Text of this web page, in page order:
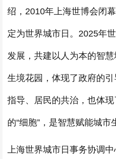
绍，2010年上海世博会闭
定为世界城市日。2025年
发展，共建以人为本的智
生境花园，体现了政府的
指导、居民的共治，也体
的“细胞”，是智慧赋能城市
上海世界城市日事务协调